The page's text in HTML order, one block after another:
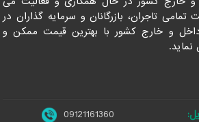
تاجران، بازرگانان و سرمایه گذاران در
و خارج کشور با بهترین قیمت ممکن و
09121161360